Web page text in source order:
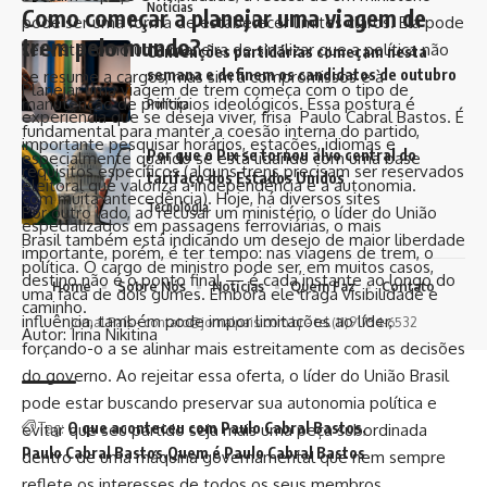
Como começar a planejar uma viagem de
trem pelo mundo?
Planejar uma viagem de trem começa com o tipo de
experiência que se deseja viver, frisa Paulo Cabral Bastos. É
importante pesquisar horários, estações, idiomas e
requisitos específicos (alguns trens precisam ser reservados
com muita antecedência). Hoje, há diversos sites
especializados em passagens ferroviárias, o mais
importante, porém, é ter tempo: nas viagens de trem, o
destino não é o ponto final — é cada instante ao longo do
caminho.
Autor: Irina Nikitina
Tag: O que aconteceu com Paulo Cabral Bastos
Paulo Cabral Bastos Quem é Paulo Cabral Bastos
pode ser uma forma de estabelecer limites claros. Ela pode
ser vista como uma maneira de sinalizar que a política não
se resume a cargos, mas sim a compromissos e à
manutenção de princípios ideológicos. Essa postura é
fundamental para manter a coesão interna do partido,
especialmente quando se está lidando com uma base
eleitoral que valoriza a independência e a autonomia.
Por outro lado, ao recusar um ministério, o líder do União
Brasil também está indicando um desejo de maior liberdade
política. O cargo de ministro pode ser, em muitos casos,
uma faca de dois gumes. Embora ele traga visibilidade e
influência, também pode impor limitações ao líder,
forçando-o a se alinhar mais estreitamente com as decisões
do governo. Ao rejeitar essa oferta, o líder do União Brasil
pode estar buscando preservar sua autonomia política e
evitar que seu partido seja mais uma peça subordinada
dentro de uma máquina governamental que nem sempre
Notícias
Convenções partidárias começam nesta
semana e definem os candidatos de outubro
Política
Por que o Pix se tornou alvo central do
tarifaço dos Estados Unidos
Tecnologia
Jornal País -contato@jornalpais.com.br- tel.(11)91754-6532
Home Sobre Nós Notícias Quem Faz Contato